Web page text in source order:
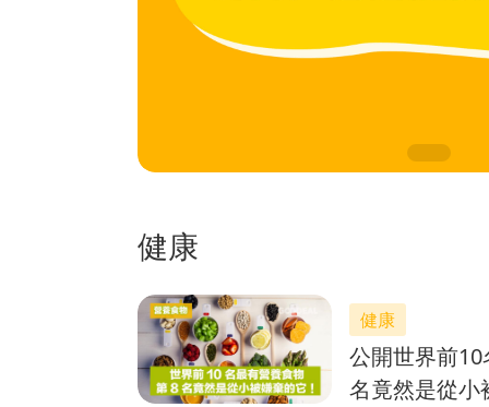
健康
健康
公開世界前
名竟然是從小